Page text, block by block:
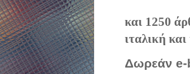
και 1250
ιταλική
Δωρεάν e-